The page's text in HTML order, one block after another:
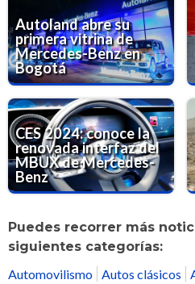
Autoland abre su
primera vitrina de
Mercedes-Benz en
Bogotá
CES 2024: conoce la
renovada interfaz del
MBUX de Mercedes-
Benz
Puedes recorrer más
siguientes categorías:
Automovilismo
Autos clásicos